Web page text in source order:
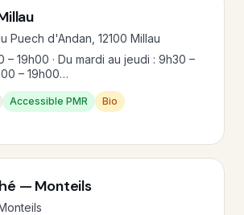
Puech d'Andan, 12100 Millau
– 19h00 · Du mardi au jeudi : 9h30 –
– 19h00…
Accessible PMR Bio
— Monteils